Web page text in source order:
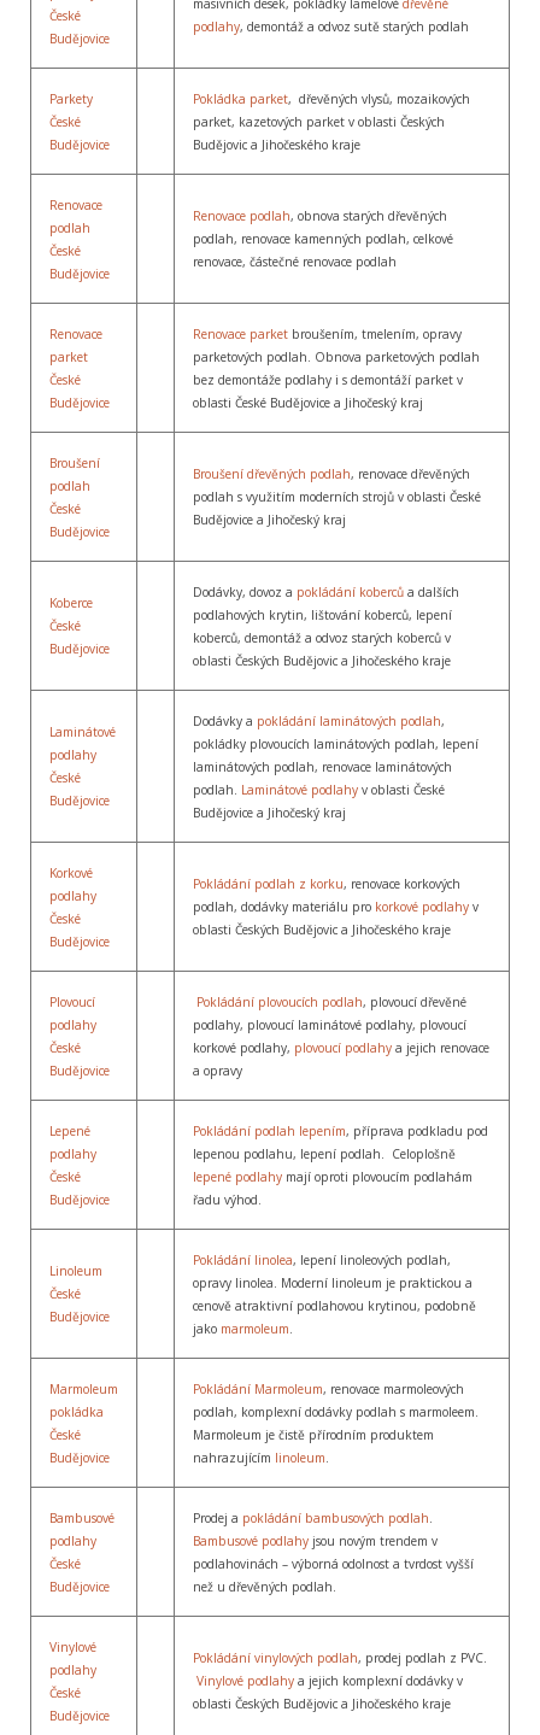
České
Budějovice
masivních desek, pokládky lamelové dřevěné
podlahy, demontáž a odvoz sutě starých podlah
Parkety
České
Budějovice
Pokládka parket, dřevěných vlysů, mozaikových
parket, kazetových parket v oblasti Českých
Budějovic a Jihočeského kraje
Renovace
podlah
České
Budějovice
Renovace podlah, obnova starých dřevěných
podlah, renovace kamenných podlah, celkové
renovace, částečné renovace podlah
Renovace
parket
České
Budějovice
Renovace parket broušením, tmelením, opravy
parketových podlah. Obnova parketových podlah
bez demontáže podlahy i s demontáží parket v
oblasti České Budějovice a Jihočeský kraj
Broušení
podlah
České
Budějovice
Broušení dřevěných podlah, renovace dřevěných
podlah s využitím moderních strojů v oblasti České
Budějovice a Jihočeský kraj
Koberce
České
Budějovice
Dodávky, dovoz a pokládání koberců a dalších
podlahových krytin, lištování koberců, lepení
koberců, demontáž a odvoz starých koberců v
oblasti Českých Budějovic a Jihočeského kraje
Laminátové
podlahy
České
Budějovice
Dodávky a pokládání laminátových podlah,
pokládky plovoucích laminátových podlah, lepení
laminátových podlah, renovace laminátových
podlah. Laminátové podlahy v oblasti České
Budějovice a Jihočeský kraj
Korkové
podlahy
České
Budějovice
Pokládání podlah z korku, renovace korkových
podlah, dodávky materiálu pro korkové podlahy v
oblasti Českých Budějovic a Jihočeského kraje
Plovoucí
podlahy
České
Budějovice
Pokládání plovoucích podlah, plovoucí dřevěné
podlahy, plovoucí laminátové podlahy, plovoucí
korkové podlahy, plovoucí podlahy a jejich renovace
a opravy
Lepené
podlahy
České
Budějovice
Pokládání podlah lepením, příprava podkladu pod
lepenou podlahu, lepení podlah. Celoplošně
lepené podlahy mají oproti plovoucím podlahám
řadu výhod.
Linoleum
České
Budějovice
Pokládání linolea, lepení linoleových podlah,
opravy linolea. Moderní linoleum je praktickou a
cenově atraktivní podlahovou krytinou, podobně
jako marmoleum.
Marmoleum
pokládka
České
Budějovice
Pokládání Marmoleum, renovace marmoleových
podlah, komplexní dodávky podlah s marmoleem.
Marmoleum je čistě přírodním produktem
nahrazujícím linoleum.
Bambusové
podlahy
České
Budějovice
Prodej a pokládání bambusových podlah.
Bambusové podlahy jsou novým trendem v
podlahovinách – výborná odolnost a tvrdost vyšší
než u dřevěných podlah.
Vinylové
podlahy
České
Budějovice
Pokládání vinylových podlah, prodej podlah z PVC.
Vinylové podlahy a jejich komplexní dodávky v
oblasti Českých Budějovic a Jihočeského kraje